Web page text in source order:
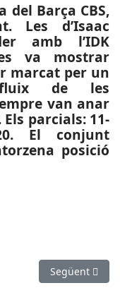
del Barça CBS,
Les d’Isaac
amb l’IDK
va mostrar
marcat per un
de les
van anar
parcials: 11-
El conjunt
posició
Article
Següent